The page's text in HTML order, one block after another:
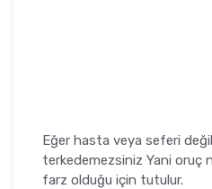
Eğer hasta veya seferi
terkedemezsiniz Yani oruç
farz olduğu için tutulur.